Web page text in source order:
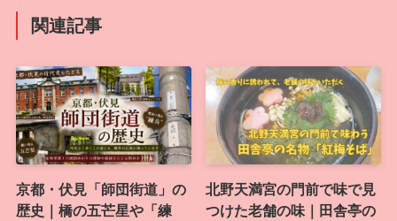
関連記事
京都・伏見「師団街道」の
歴史｜橋の五芒星や「練
北野天満宮の門前で味で見
つけた老舗の味｜田舎亭の